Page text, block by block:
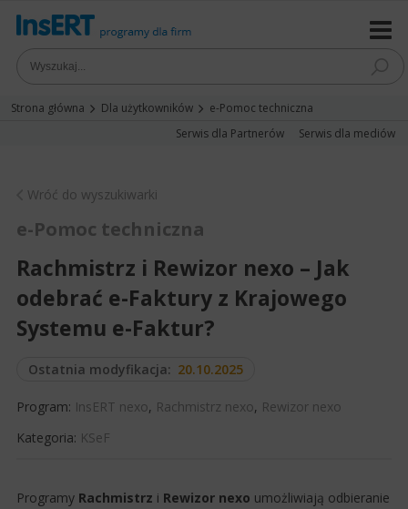
Strona główna Dla użytkowników
e-Pomoc techniczna
Serwis dla Partnerów
Serwis dla mediów
Wróć do wyszukiwarki
e-Pomoc techniczna
Rachmistrz i Rewizor nexo – Jak
odebrać e-Faktury z Krajowego
Systemu e-Faktur?
Ostatnia modyfikacja: 20.10.2025
Program: InsERT nexo, Rachmistrz nexo, Rewizor nexo
Kategoria: KSeF
Programy Rachmistrz i Rewizor nexo umożliwiają odbieranie